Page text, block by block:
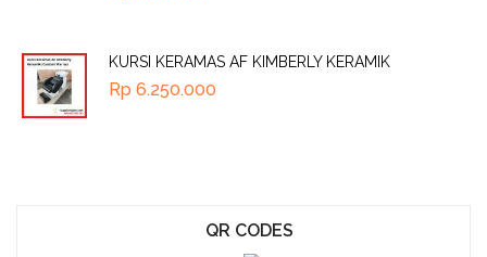
KURSI KERAMAS AF KIMBERLY KERAMIK
Rp 6.250.000
QR CODES